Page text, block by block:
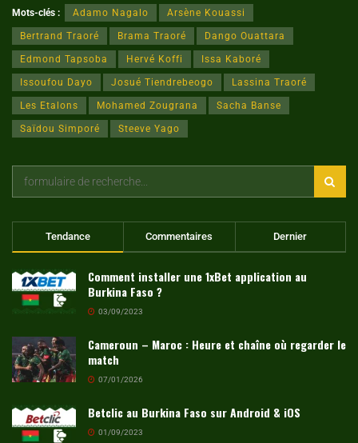
Mots-clés : Adamo Nagalo Arsène Kouassi
Bertrand Traoré Brama Traoré Dango Ouattara
Edmond Tapsoba Hervé Koffi Issa Kaboré
Issoufou Dayo Josué Tiendrebeogo Lassina Traoré
Les Etalons Mohamed Zougrana Sacha Banse
Saïdou Simporé Steeve Yago
Tendance Commentaires Dernier
Comment installer une 1xBet application au
Burkina Faso ?
03/09/2023
Cameroun – Maroc : Heure et chaîne où regarder le
match
07/01/2026
Betclic au Burkina Faso sur Android & iOS
01/09/2023